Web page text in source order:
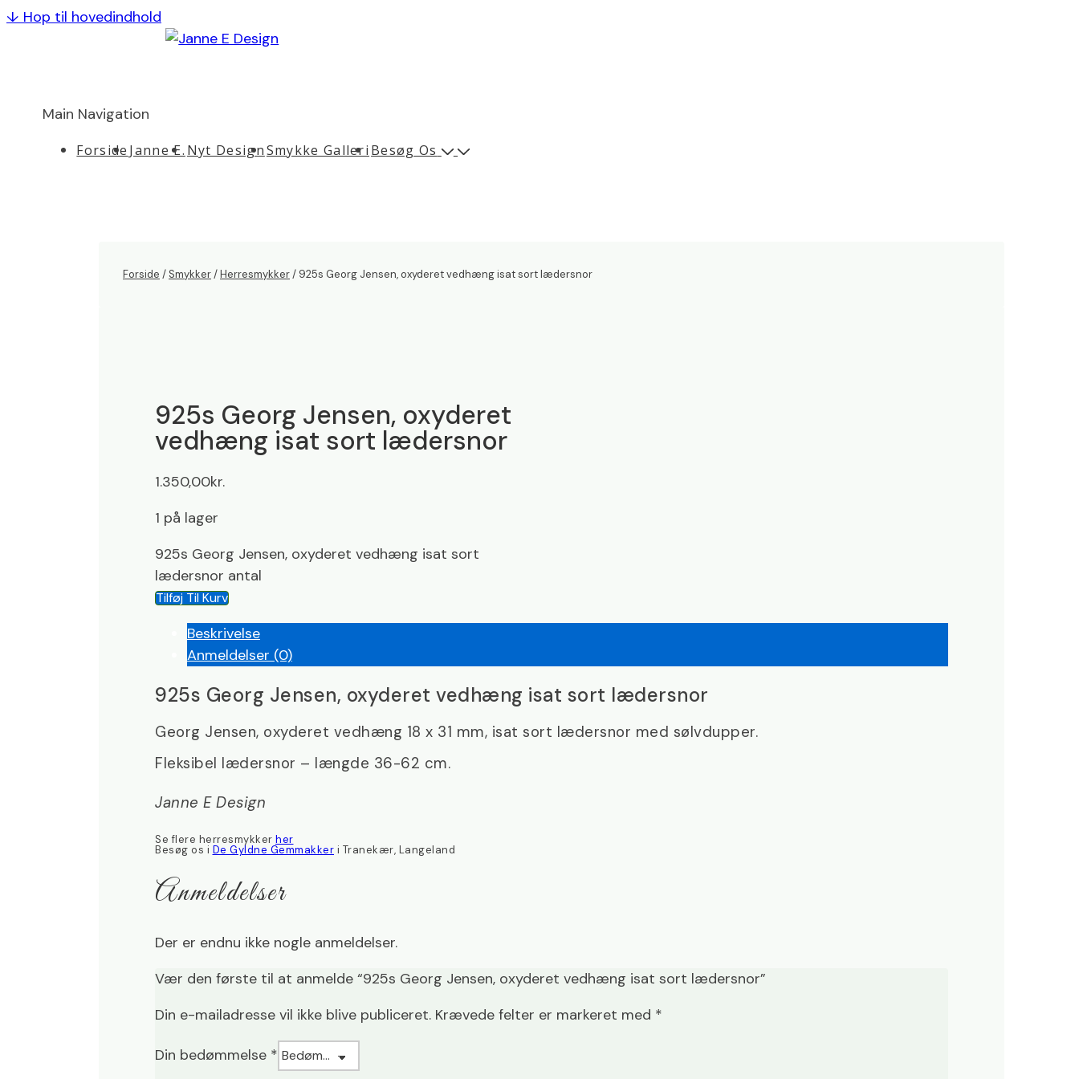
↓ Hop til hovedindhold
Main Navigation
Forside Janne E. Nyt DesignSmykke Galleri Besøg Os
Forside / Smykker/Herresmykker/ 925s Georg Jensen, oxyderet vedhæng isat sort lædersnor
925s Georg Jensen, oxyderet
vedhæng isat sort lædersnor
1.350,00kr.
1 på lager
925s Georg Jensen, oxyderet vedhæng isat sort
lædersnor antal
Tilføj Til Kurv
Beskrivelse
Anmeldelser (0)
925s Georg Jensen, oxyderet vedhæng isat sort lædersnor
Georg Jensen, oxyderet vedhæng 18 x 31 mm, isat sort lædersnor med sølvdupper.
Fleksibel lædersnor – længde 36-62 cm.
Janne E Design
Se flere herresmykker her
Besøg os i De Gyldne Gemmakker i Tranekær, Langeland
Anmeldelser
Der er endnu ikke nogle anmeldelser.
Vær den første til at anmelde “925s Georg Jensen, oxyderet vedhæng isat sort lædersnor”
Din e-mailadresse vil ikke blive publiceret. Krævede felter er markeret med *
Din bedømmelse *